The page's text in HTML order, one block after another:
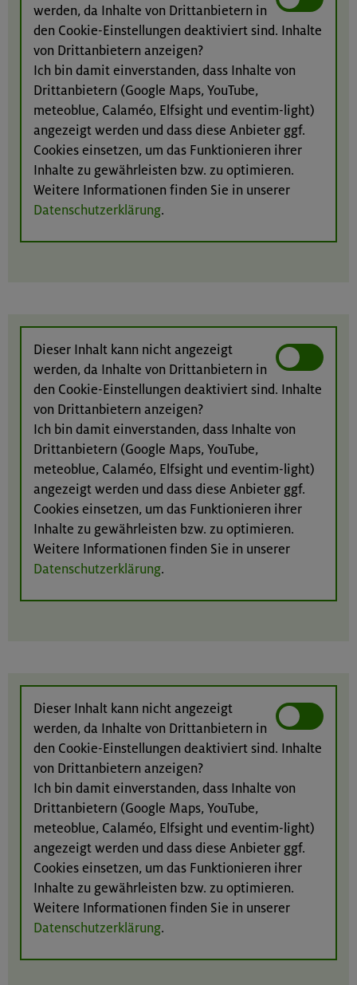
werden, da Inhalte von Drittanbietern in
den Cookie-Einstellungen deaktiviert sind. Inhalte
von Drittanbietern anzeigen?
Ich bin damit einverstanden, dass Inhalte von
Drittanbietern (Google Maps, YouTube,
meteoblue, Calaméo, Elfsight und eventim-light)
angezeigt werden und dass diese Anbieter ggf.
Cookies einsetzen, um das Funktionieren ihrer
Inhalte zu gewährleisten bzw. zu optimieren.
Weitere Informationen finden Sie in unserer
Datenschutzerklärung.
Dieser Inhalt kann nicht angezeigt
werden, da Inhalte von Drittanbietern in
den Cookie-Einstellungen deaktiviert sind. Inhalte
von Drittanbietern anzeigen?
Ich bin damit einverstanden, dass Inhalte von
Drittanbietern (Google Maps, YouTube,
meteoblue, Calaméo, Elfsight und eventim-light)
angezeigt werden und dass diese Anbieter ggf.
Cookies einsetzen, um das Funktionieren ihrer
Inhalte zu gewährleisten bzw. zu optimieren.
Weitere Informationen finden Sie in unserer
Datenschutzerklärung.
Dieser Inhalt kann nicht angezeigt
werden, da Inhalte von Drittanbietern in
den Cookie-Einstellungen deaktiviert sind. Inhalte
von Drittanbietern anzeigen?
Ich bin damit einverstanden, dass Inhalte von
Drittanbietern (Google Maps, YouTube,
meteoblue, Calaméo, Elfsight und eventim-light)
angezeigt werden und dass diese Anbieter ggf.
Cookies einsetzen, um das Funktionieren ihrer
Inhalte zu gewährleisten bzw. zu optimieren.
Weitere Informationen finden Sie in unserer
Datenschutzerklärung.